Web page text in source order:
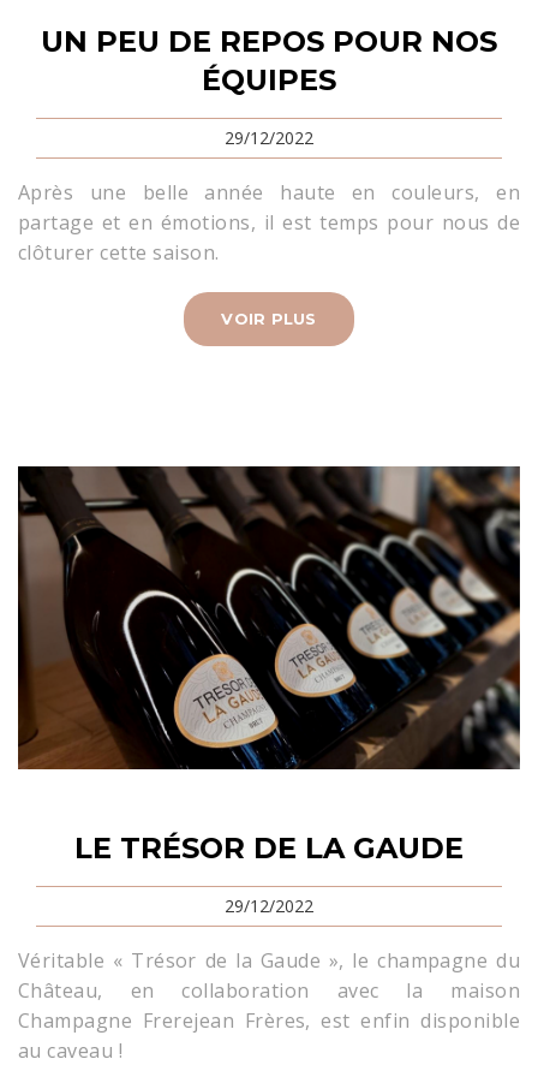
UN PEU DE REPOS POUR NOS
ÉQUIPES
29/12/2022
Après une belle année haute en couleurs, en
partage et en émotions, il est temps pour nous de
clôturer cette saison.
VOIR PLUS
LE TRÉSOR DE LA GAUDE
29/12/2022
Véritable « Trésor de la Gaude », le champagne du
Château, en collaboration avec la maison
Champagne Frerejean Frères, est enfin disponible
au caveau !